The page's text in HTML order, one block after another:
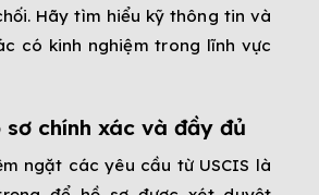
Hãy tìm hiểu kỹ thông tin và
có kinh nghiệm trong lĩnh vực
sơ chính xác và đầy đủ
ngặt các yêu cầu từ USCIS là